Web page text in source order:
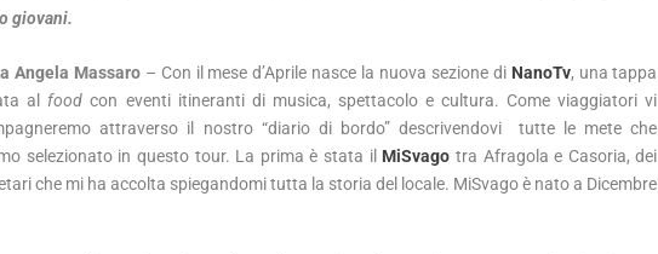
giovani.
Angela Massaro– Con il mese d’Aprile nasce la nuova sezione di NanoTv, una tappa
al food con eventi itineranti di musica, spettacolo e cultura. Come viaggiatori vi
attraverso il nostro “diario di bordo” descrivendovi tutte le mete che
selezionato in questo tour. La prima è stata il MiSvago tra Afragola e Casoria, dei
che mi ha accolta spiegandomi tutta la storia del locale. MiSvago è nato a Dicembre